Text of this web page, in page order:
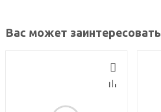
Вас может заинтересовать